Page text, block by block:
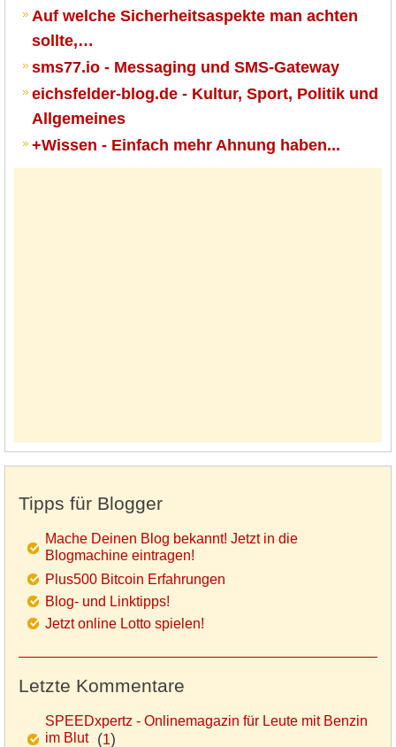
Auf welche Sicherheitsaspekte man achten
sollte,…
sms77.io - Messaging und SMS-Gateway
eichsfelder-blog.de - Kultur, Sport, Politik und
Allgemeines
+Wissen - Einfach mehr Ahnung haben...
Tipps für Blogger
Mache Deinen Blog bekannt! Jetzt in die
Blogmachine eintragen!
Plus500 Bitcoin Erfahrungen
Blog- und Linktipps!
Jetzt online Lotto spielen!
Letzte Kommentare
SPEEDxpertz - Onlinemagazin für Leute mit Benzin
im Blut(1)